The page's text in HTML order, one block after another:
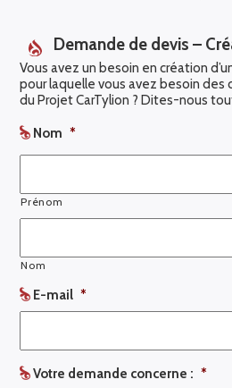
Demande de devis –
Vous avez un besoin en création
pour laquelle vous avez besoin des
du Projet CarTylion ? Dites-nous
Nom *
Prénom
Nom
E-mail *
Votre demande concerne : *